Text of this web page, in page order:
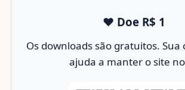
❤️ Doe R$ 1
Os downloads são gratuitos.
ajuda a manter o site